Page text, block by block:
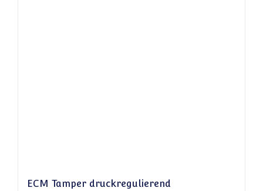
ECM Tamper druckregulierend